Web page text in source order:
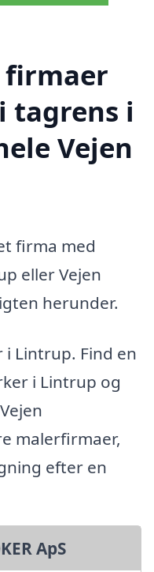
firmaer
tagrens i
Vejen
firma med
eller Vejen
herunder.
Lintrup. Find en
i Lintrup og
malerfirmaer,
efter en
ApS